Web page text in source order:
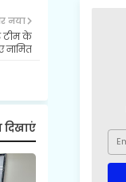
नया
टीम के
नामित
दिखाएं